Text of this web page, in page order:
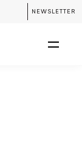
NEWSLETTER